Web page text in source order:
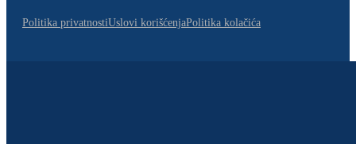
Politika privatnostiUslovi korišćenjaPolitika kolačića